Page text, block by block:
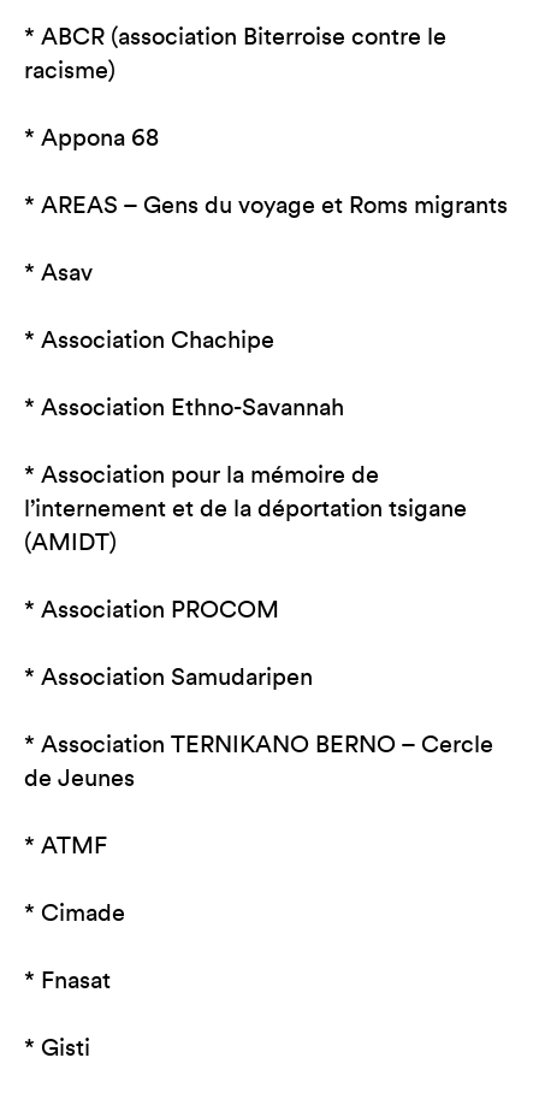
* ABCR (association Biterroise contre le
racisme)
* Appona 68
* AREAS – Gens du voyage et Roms migrants
* Asav
* Association Chachipe
* Association Ethno-Savannah
* Association pour la mémoire de
l’internement et de la déportation tsigane
(AMIDT)
* Association PROCOM
* Association Samudaripen
* Association TERNIKANO BERNO – Cercle
de Jeunes
* ATMF
* Cimade
* Fnasat
* Gisti